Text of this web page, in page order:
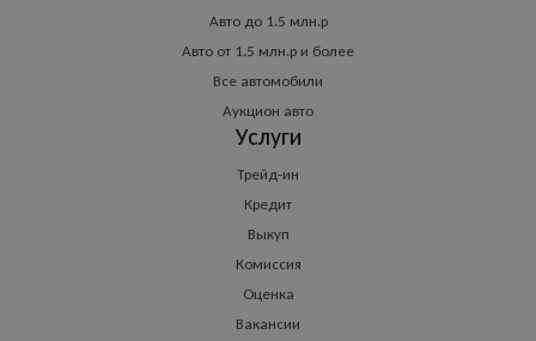
Авто до 1.5 млн.р
Авто от 1.5 млн.р и более
Все автомобили
Аукцион авто
Услуги
Трейд-ин
Кредит
Выкуп
Комиссия
Оценка
Вакансии